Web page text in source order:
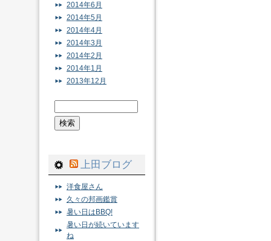
2014年6月
2014年5月
2014年4月
2014年3月
2014年2月
2014年1月
2013年12月
上田ブログ
洋食屋さん
久々の邦画鑑賞
暑い日はBBQ!
暑い日が続いています
ね